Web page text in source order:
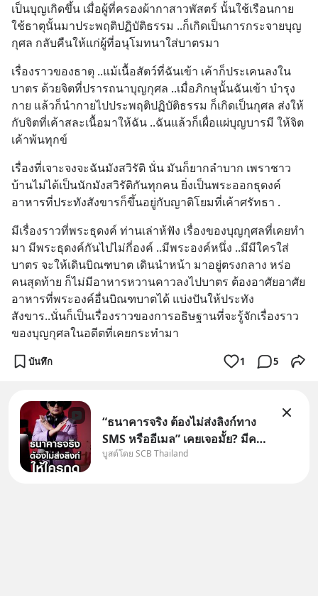
เป็นบุญเกิดขึ้น เมื่อผู้ที่ครองผ้ากาสาวพัสตร์ นั้นใช้เรือนกาย
ใช้ธาตุนั้นมาประพฤติปฏิบัติธรรม ..ก็เกิดเป็นการกระจายบุญ
กุศล กลับคืนให้แก่ผู้ที่อนุโมทนาใส่บาตรมา
เรื่องราวของธาตุ ..แม้เนื้อสัตว์ที่ฉันเข้า เค้าก็ประเคนลงใน
บาตร ด้วยจิตที่ปรารถนาบุญกุศล ..เมื่อภิกษุนั้นฉันเข้า บำรุง
กาย แล้วก็นำกายไปประพฤติปฏิบัติธรรม ก็เกิดเป็นกุศล ส่งให้
กับจิตที่เค้าสละเนื้อมาให้ฉัน ..ฉันแล้วก็เผื่อแผ่บุญบารมี ให้จิต
เค้าพ้นทุกข์
เรื่องที่เจาะจงจะฉันมังสวิรัติ นั่น มันก็ยากลำบาก เพราชาว
บ้านไม่ได้เป็นนักมังสวิรัติกันทุกคน ยิ่งเป็นพระออกธุดงค์
อาหารที่ประทังสังขารก็ขึ้นอยู่กับญาติโยมที่เค้าศรัทธา .
มีเรื่องราวที่พระธุดงค์ ท่านเล่าห้ฟัง เรื่องของบุญกุศลที่เคยทำ
มา มีพระธุดงค์กันไปไม่กี่องค์ ..มีพระองค์หนึ่ง ..มีมีใครใส่
บาตร จะให้เดินบิณฑบาต เดินนำหน้า มาอยู่ตรงกลาง หร่อ
คนสุดท้าย ก็ไม่มีอาหารหวานคาวลงไปบาตร ต้องอาศัยอาศัย
อาหารที่พระองค์อื่นบิณฑบาตได้ แบ่งปันให้ประทัง
สังขาร..นั่นก็เป็นเรื่องราวของการอธิษฐานที่จะรู้จักเรื่องราว
ของบุญกุศลในอดีตที่เคยกระทำมา
บันทึก 1 5
“ธนาคารจริง ต้องไม่ส่งลิงก์ทาง
SMS หรืออีเมล” เคยเจอมั้ย? มีคน
อ้างว่าโทรจากธนาคาร บอกว่า
บูสต์โดย SCB Thailand